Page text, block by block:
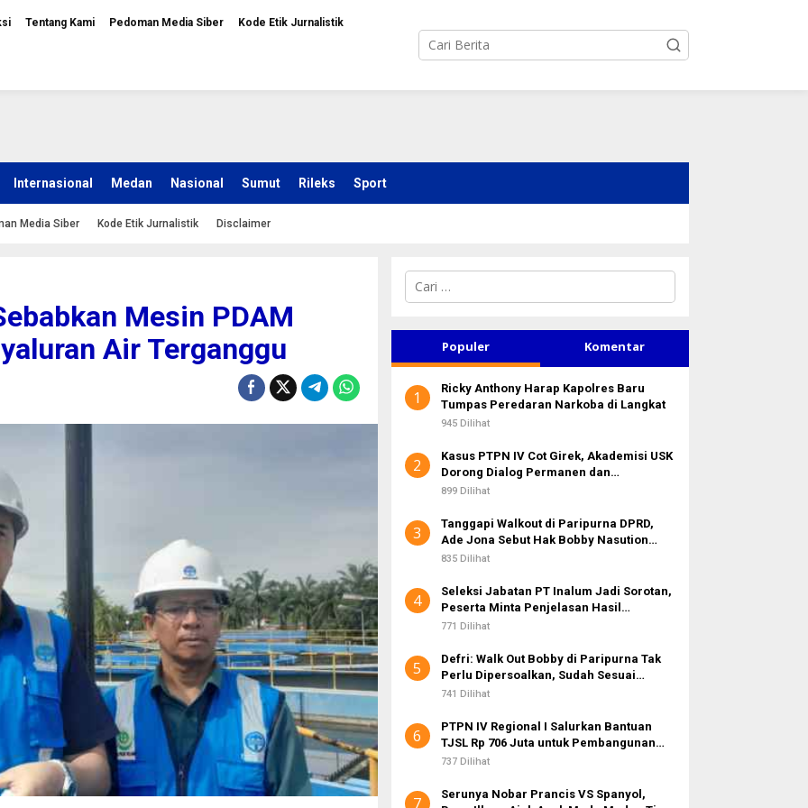
Tentang Kami Pedoman Media Siber Kode Etik Jurnalistik
Internasional Medan Nasional Sumut Rileks Sport
Media Siber Kode Etik Jurnalistik Disclaimer
Mesin PDAM
Air Terganggu
C
i
n
u
k
Populer Komentar
1
Ricky Anthony Harap Kapolres Baru
Tumpas Peredaran Narkoba di Langkat
945 Dilihat
2
Kasus PTPN IV Cot Girek, Akademisi USK
Dorong Dialog Permanen dan
Penegakan Hukum
899 Dilihat
3
Tanggapi Walkout di Paripurna DPRD,
Ade Jona Sebut Hak Bobby Nasution
Sebagai Kepala Daerah
835 Dilihat
4
Seleksi Jabatan PT Inalum Jadi Sorotan,
Peserta Minta Penjelasan Hasil
Assessment
771 Dilihat
5
Defri: Walk Out Bobby di Paripurna Tak
Perlu Dipersoalkan, Sudah Sesuai
Kourum
741 Dilihat
6
PTPN IV Regional I Salurkan Bantuan
TJSL Rp 706 Juta untuk Pembangunan
Sosial Berkelanjutan
737 Dilihat
7
Serunya Nobar Prancis VS Spanyol,